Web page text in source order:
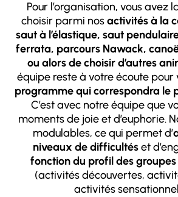
Pour l’organisation, vous avez
choisir parmi nosactivités à la
saut à l’élastique, saut
ferrata, parcours Nawack,
ou alors de choisir d’autres
équipe reste à votre écoute pour
programme qui correspondra le
C’est avec notre équipe que
moments de joie et d’euphorie.
modulables, ce qui permet d’
niveaux de difficultéset
fonction du profil des groupes
(activités découvertes,
activités